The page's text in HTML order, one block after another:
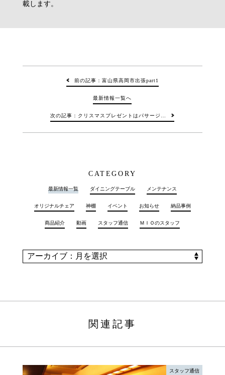
載します。
前の記事：富山県高岡市出張part1
最新情報一覧へ
次の記事：クリスマスプレゼントはパサージ…
CATEGORY
最新情報一覧 ダイニングテーブル メンテナンス
オリジナルチェア 神棚 イベント お知らせ 納品事例
商品紹介 動画 スタッフ通信 ＭＩＯのスタッフ
関連記事
スタッフ通信